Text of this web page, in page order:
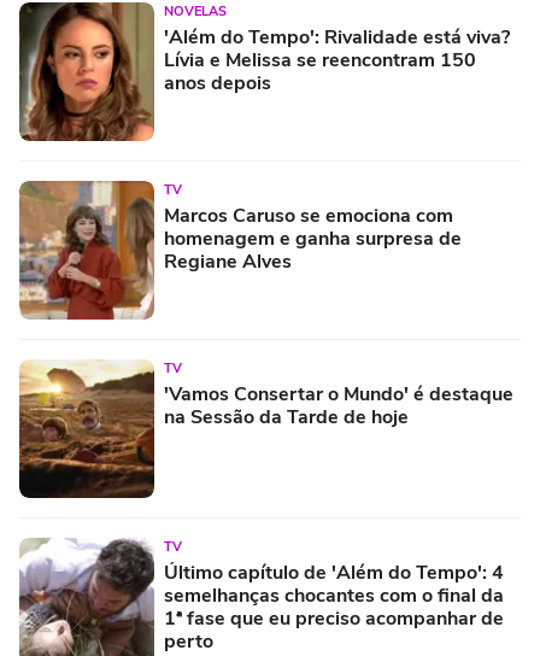
NOVELAS
'Além do Tempo': Rivalidade está viva?
Lívia e Melissa se reencontram 150
anos depois
TV
Marcos Caruso se emociona com
homenagem e ganha surpresa de
Regiane Alves
TV
'Vamos Consertar o Mundo' é destaque
na Sessão da Tarde de hoje
TV
Último capítulo de 'Além do Tempo': 4
semelhanças chocantes com o final da
1ª fase que eu preciso acompanhar de
perto